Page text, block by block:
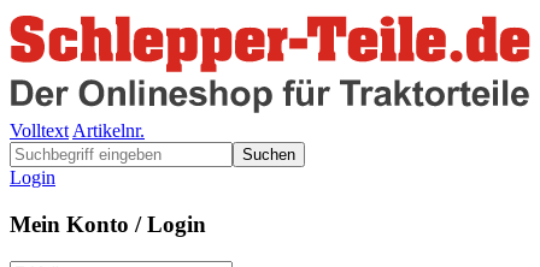
Volltext Artikelnr.
Suchen
Login
Mein Konto / Login